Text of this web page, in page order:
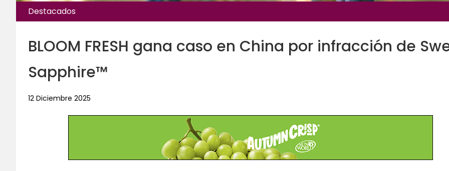
Destacados
BLOOM FRESH gana caso en China por infracción de
Sapphire™
12 Diciembre 2025